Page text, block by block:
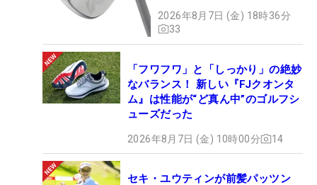
2026年8月7日 (金) 18時36分
33
「フワフワ」と「しっかり」の絶妙
なバランス！ 新しい『FJクオンタ
ム』は性能が“ど真ん中”のゴルフシ
ューズだった
2026年8月7日 (金) 10時00分 14
セキ・ユウティンが前髪パッツン